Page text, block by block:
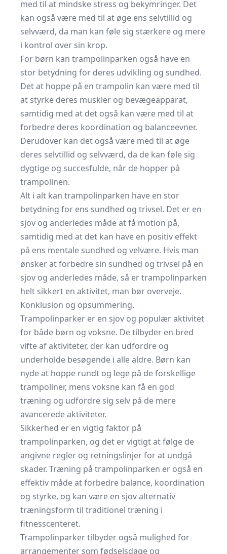
med til at mindske stress og bekymringer. Det
kan også være med til at øge ens selvtillid og
selvværd, da man kan føle sig stærkere og mere
i kontrol over sin krop.
For børn kan trampolinparken også have en
stor betydning for deres udvikling og sundhed.
Det at hoppe på en trampolin kan være med til
at styrke deres muskler og bevægeapparat,
samtidig med at det også kan være med til at
forbedre deres koordination og balanceevner.
Derudover kan det også være med til at øge
deres selvtillid og selvværd, da de kan føle sig
dygtige og succesfulde, når de hopper på
trampolinen.
Alt i alt kan trampolinparken have en stor
betydning for ens sundhed og trivsel. Det er en
sjov og anderledes måde at få motion på,
samtidig med at det kan have en positiv effekt
på ens mentale sundhed og velvære. Hvis man
ønsker at forbedre sin sundhed og trivsel på en
sjov og anderledes måde, så er trampolinparken
helt sikkert en aktivitet, man bør overveje.
Konklusion og opsummering.
Trampolinparker er en sjov og populær aktivitet
for både børn og voksne. De tilbyder en bred
vifte af aktiviteter, der kan udfordre og
underholde besøgende i alle aldre. Børn kan
nyde at hoppe rundt og lege på de forskellige
trampoliner, mens voksne kan få en god
træning og udfordre sig selv på de mere
avancerede aktiviteter.
Sikkerhed er en vigtig faktor på
trampolinparken, og det er vigtigt at følge de
angivne regler og retningslinjer for at undgå
skader. Træning på trampolinparken er også en
effektiv måde at forbedre balance, koordination
og styrke, og kan være en sjov alternativ
træningsform til traditionel træning i
fitnesscenteret.
Trampolinparker tilbyder også mulighed for
arrangementer som fødselsdage og